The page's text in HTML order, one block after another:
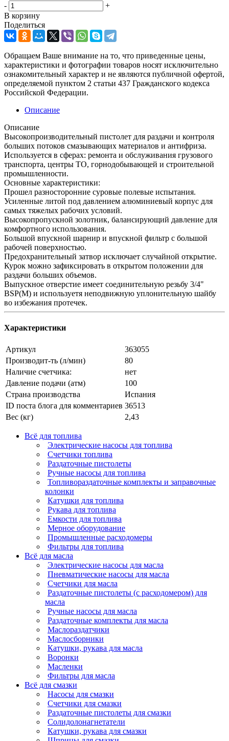
-
+
В корзину
Поделиться
Обращаем Ваше внимание на то, что приведенные цены,
характеристики и фотографии товаров носят исключительно
ознакомительный характер и не являются публичной офертой,
определяемой пунктом 2 статьи 437 Гражданского кодекса
Российской Федерации.
Описание
Описание
Высокопроизводительный пистолет для раздачи и контроля
больших потоков смазывающих материалов и антифриза.
Используется в сферах: ремонта и обслуживания грузового
транспорта, центры ТО, горнодобывающей и строительной
промышленности.
Основные характеристики:
Прошел разносторонние суровые полевые испытания.
Усиленные литой под давлением алюминиевый корпус для
самых тяжелых рабочих условий.
Высокопропускной золотник, балансирующий давление для
комфортного использования.
Большой впускной шарнир и впускной фильтр с большой
рабочей поверхностью.
Предохранительный затвор исключает случайной открытие.
Курок можно зафиксировать в открытом положении для
раздачи больших объемов.
Выпускное отверстие имеет соединительную резьбу 3/4"
BSP(M) и используетя неподвижную уплонительную шайбу
во избежания протечек.
Характеристики
Артикул
363055
Производит-ть (л/мин)
80
Наличие счетчика:
нет
Давление подачи (атм)
100
Страна производства
Испания
ID поста блога для комментариев 36513
Вес (кг)
2,43
Всё для топлива
Электрические насосы для топлива
Счетчики топлива
Раздаточные пистолеты
Ручные насосы для топлива
Топливораздаточные комплекты и заправочные
колонки
Катушки для топлива
Рукава для топлива
Емкости для топлива
Мерное оборудование
Промышленные расходомеры
Фильтры для топлива
Всё для масла
Электрические насосы для масла
Пневматические насосы для масла
Счетчики для масла
Раздаточные пистолеты (с расходомером) для
масла
Ручные насосы для масла
Раздаточные комплекты для масла
Маслораздатчики
Маслосборники
Катушки, рукава для масла
Воронки
Масленки
Фильтры для масла
Всё для смазки
Насосы для смазки
Счетчики для смазки
Раздаточные пистолеты для смазки
Солидолонагнетатели
Катушки, рукава для смазки